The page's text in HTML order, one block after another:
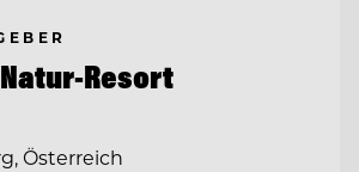
Resort
Österreich